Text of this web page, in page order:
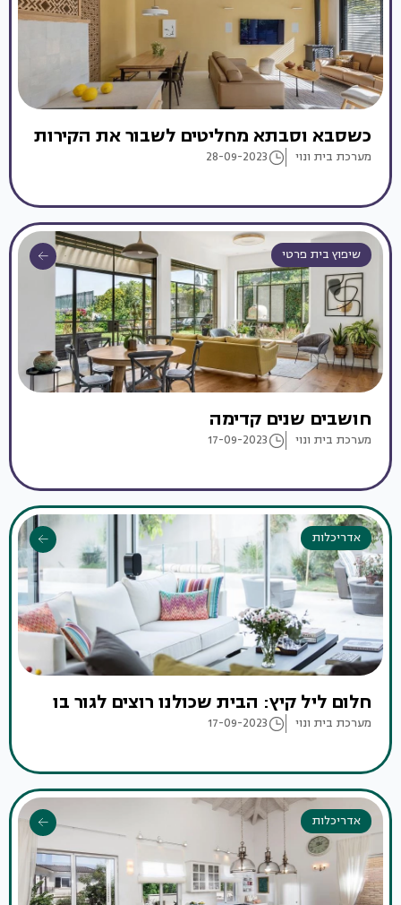
כשסבא וסבתא מחליטים לשבור את הקירות
מערכת בית ונוי 28-09-2023
שיפוץ בית פרטי
חושבים שנים קדימה
מערכת בית ונוי 17-09-2023
אדריכלות
חלום ליל קיץ: הבית שכולנו רוצים לגור בו
מערכת בית ונוי 17-09-2023
אדריכלות